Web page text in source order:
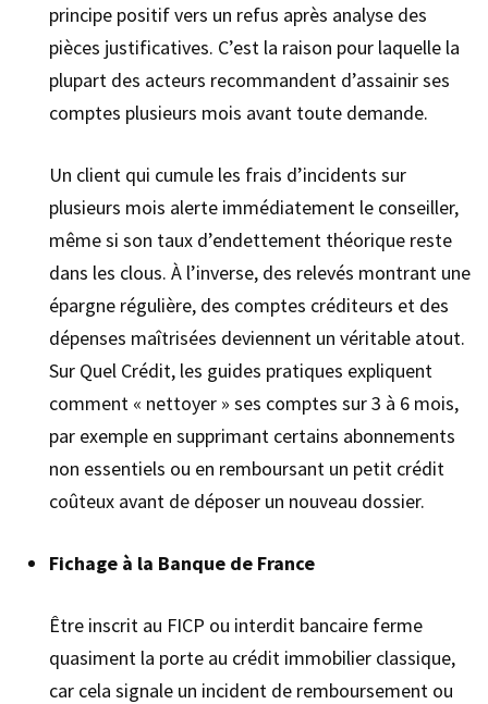
principe positif vers un refus après analyse des
pièces justificatives. C’est la raison pour laquelle la
plupart des acteurs recommandent d’assainir ses
comptes plusieurs mois avant toute demande.
Un client qui cumule les frais d’incidents sur
plusieurs mois alerte immédiatement le conseiller,
même si son taux d’endettement théorique reste
dans les clous. À l’inverse, des relevés montrant une
épargne régulière, des comptes créditeurs et des
dépenses maîtrisées deviennent un véritable atout.
Sur Quel Crédit, les guides pratiques expliquent
comment « nettoyer » ses comptes sur 3 à 6 mois,
par exemple en supprimant certains abonnements
non essentiels ou en remboursant un petit crédit
coûteux avant de déposer un nouveau dossier.
Fichage à la Banque de France
Être inscrit au FICP ou interdit bancaire ferme
quasiment la porte au crédit immobilier classique,
car cela signale un incident de remboursement ou